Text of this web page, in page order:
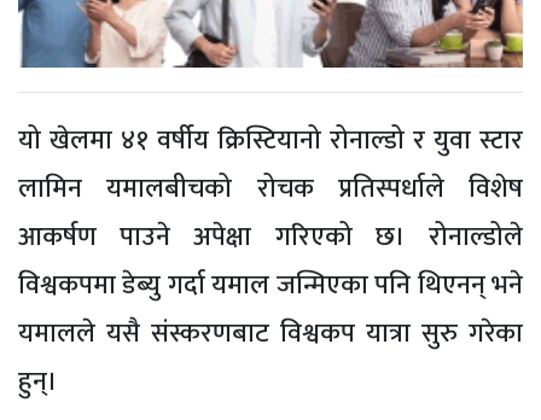
यो खेलमा ४१ वर्षीय क्रिस्टियानो रोनाल्डो र युवा स्टार
लामिन यमालबीचको रोचक प्रतिस्पर्धाले विशेष
आकर्षण पाउने अपेक्षा गरिएको छ। रोनाल्डोले
विश्वकपमा डेब्यु गर्दा यमाल जन्मिएका पनि थिएनन् भने
यमालले यसै संस्करणबाट विश्वकप यात्रा सुरु गरेका
हुन्।